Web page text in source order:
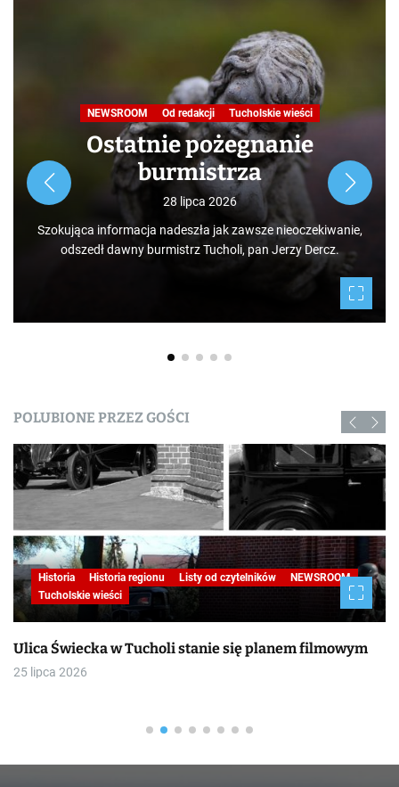
NEWSROOM Od redakcji Tucholskie wieści
Ostatnie pożegnanie
burmistrza
28 lipca 2026
Szokująca informacja nadeszła jak zawsze nieoczekiwanie,
odszedł dawny burmistrz Tucholi, pan Jerzy Dercz.
POLUBIONE PRZEZ GOŚCI
Historia Historia regionu Listy od czytelników
NEWSROOM
Tucholskie wieści
Ulica Świecka w Tucholi stanie się planem filmowym
25 lipca 2026